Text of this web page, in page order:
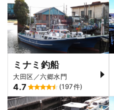
ミナミ釣船
大田区／六郷水門
4.7 (197件)